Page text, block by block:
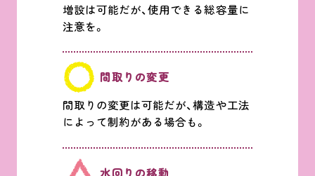
増設は可能だが、使用できる総容量に
注意を。
間取りの変更
間取りの変更は可能だが、構造や工法
によって制約がある場合も。